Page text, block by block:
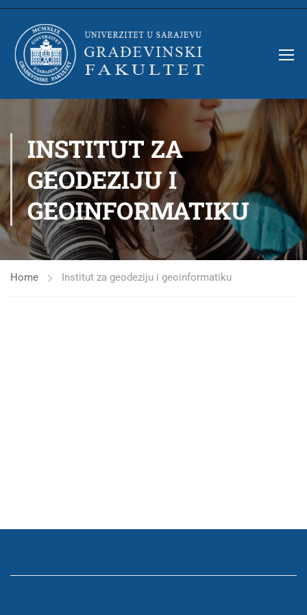
INSTITUT ZA
GEODEZIJU I
GEOINFORMATIKU
Home Institut za geodeziju i geoinformatiku